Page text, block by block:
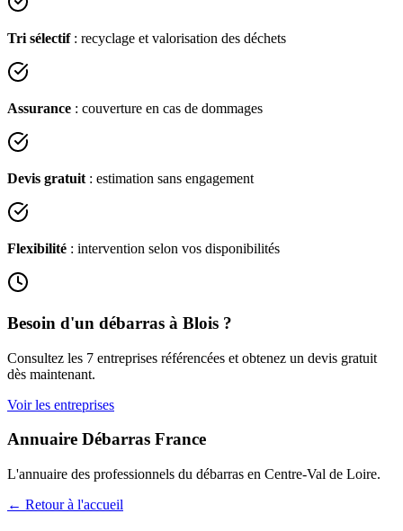
Tri sélectif: recyclage et valorisation des déchets
Assurance : couverture en cas de dommages
Devis gratuit : estimation sans engagement
Flexibilité : intervention selon vos disponibilités
Besoin d'un débarras à Blois ?
Consultez les 7 entreprises référencées et obtenez un devis gratuit
dès maintenant.
Voir les entreprises
Annuaire Débarras France
L'annuaire des professionnels du débarras en Centre-Val de Loire.
← Retour à l'accueil